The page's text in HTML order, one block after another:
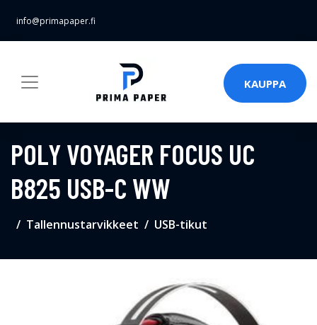
info@primapaper.fi
KAUPPA
POLY VOYAGER FOCUS UC
B825 USB-C WW
Tallennustarvikkeet USB-tikut